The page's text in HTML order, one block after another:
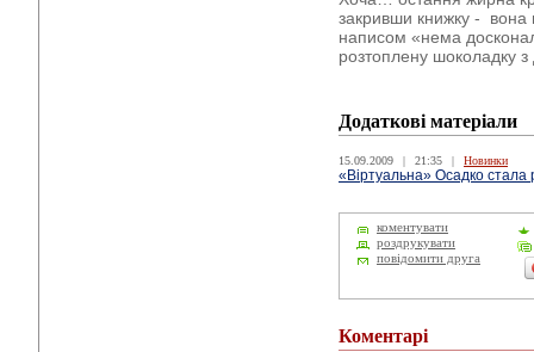
закривши книжку - вона
написом «нема
розтоплену шоколадку
Додаткові матеріали
15.09.2009 | 21:35 | Новинки
«Віртуальна» Осадко стала
коментувати
роздрукувати
повідомити друга
Коментарі